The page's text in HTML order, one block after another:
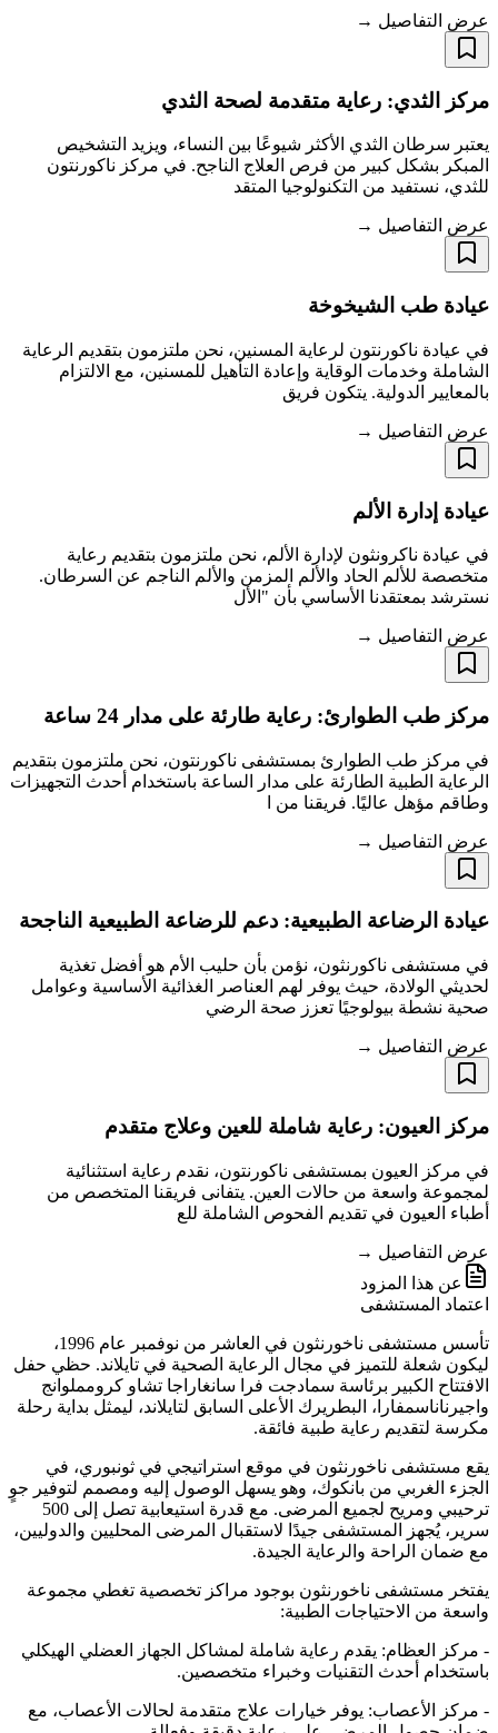
عرض التفاصيل →
مركز الثدي: رعاية متقدمة لصحة الثدي
يعتبر سرطان الثدي الأكثر شيوعًا بين النساء، ويزيد التشخيص
المبكر بشكل كبير من فرص العلاج الناجح. في مركز ناكورنتون
للثدي، نستفيد من التكنولوجيا المتقد
عرض التفاصيل →
عيادة طب الشيخوخة
في عيادة ناكورنتون لرعاية المسنين، نحن ملتزمون بتقديم الرعاية
الشاملة وخدمات الوقاية وإعادة التأهيل للمسنين، مع الالتزام
بالمعايير الدولية. يتكون فريق
عرض التفاصيل →
عيادة إدارة الألم
في عيادة ناكرونثون لإدارة الألم، نحن ملتزمون بتقديم رعاية
متخصصة للألم الحاد والألم المزمن والألم الناجم عن السرطان.
نسترشد بمعتقدنا الأساسي بأن "الأل
عرض التفاصيل →
مركز طب الطوارئ: رعاية طارئة على مدار 24 ساعة
في مركز طب الطوارئ بمستشفى ناكورنتون، نحن ملتزمون بتقديم
الرعاية الطبية الطارئة على مدار الساعة باستخدام أحدث التجهيزات
وطاقم مؤهل عاليًا. فريقنا من ا
عرض التفاصيل →
عيادة الرضاعة الطبيعية: دعم للرضاعة الطبيعية الناجحة
في مستشفى ناكورنثون، نؤمن بأن حليب الأم هو أفضل تغذية
لحديثي الولادة، حيث يوفر لهم العناصر الغذائية الأساسية وعوامل
صحية نشطة بيولوجيًا تعزز صحة الرضي
عرض التفاصيل →
مركز العيون: رعاية شاملة للعين وعلاج متقدم
في مركز العيون بمستشفى ناكورنتون، نقدم رعاية استثنائية
لمجموعة واسعة من حالات العين. يتفانى فريقنا المتخصص من
أطباء العيون في تقديم الفحوص الشاملة للع
عرض التفاصيل →
عن هذا المزود
اعتماد المستشفى
تأسس مستشفى ناخورنثون في العاشر من نوفمبر عام 1996،
ليكون شعلة للتميز في مجال الرعاية الصحية في تايلاند. حظي حفل
الافتتاح الكبير برئاسة سمادجت فرا سانغاراجا تشاو كرومملوانج
واجيرناناسمفارا، البطريرك الأعلى السابق لتايلاند، ليمثل بداية رحلة
مكرسة لتقديم رعاية طبية فائقة.
يقع مستشفى ناخورنثون في موقع استراتيجي في ثونبوري، في
الجزء الغربي من بانكوك، وهو يسهل الوصول إليه ومصمم لتوفير جوٍ
ترحيبي ومريح لجميع المرضى. مع قدرة استيعابية تصل إلى 500
سرير، يُجهز المستشفى جيدًا لاستقبال المرضى المحليين والدوليين،
مع ضمان الراحة والرعاية الجيدة.
يفتخر مستشفى ناخورنثون بوجود مراكز تخصصية تغطي مجموعة
واسعة من الاحتياجات الطبية:
- مركز العظام: يقدم رعاية شاملة لمشاكل الجهاز العضلي الهيكلي
باستخدام أحدث التقنيات وخبراء متخصصين.
- مركز الأعصاب: يوفر خيارات علاج متقدمة لحالات الأعصاب، مع